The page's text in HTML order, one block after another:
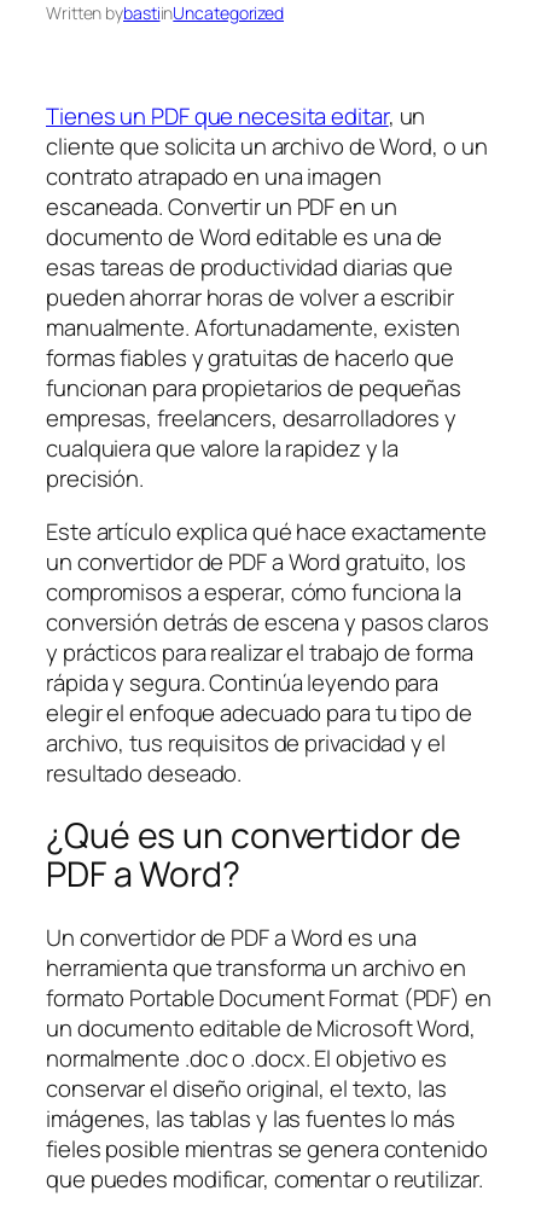
Written bybastiinUncategorized
Tienes un PDF que necesita editar, un
cliente que solicita un archivo de Word, o un
contrato atrapado en una imagen
escaneada. Convertir un PDF en un
documento de Word editable es una de
esas tareas de productividad diarias que
pueden ahorrar horas de volver a escribir
manualmente. Afortunadamente, existen
formas fiables y gratuitas de hacerlo que
funcionan para propietarios de pequeñas
empresas, freelancers, desarrolladores y
cualquiera que valore la rapidez y la
precisión.
Este artículo explica qué hace exactamente
un convertidor de PDF a Word gratuito, los
compromisos a esperar, cómo funciona la
conversión detrás de escena y pasos claros
y prácticos para realizar el trabajo de forma
rápida y segura. Continúa leyendo para
elegir el enfoque adecuado para tu tipo de
archivo, tus requisitos de privacidad y el
resultado deseado.
¿Qué es un convertidor de
PDF a Word?
Un convertidor de PDF a Word es una
herramienta que transforma un archivo en
formato Portable Document Format (PDF) en
un documento editable de Microsoft Word,
normalmente .doc o .docx. El objetivo es
conservar el diseño original, el texto, las
imágenes, las tablas y las fuentes lo más
fieles posible mientras se genera contenido
que puedes modificar, comentar o reutilizar.